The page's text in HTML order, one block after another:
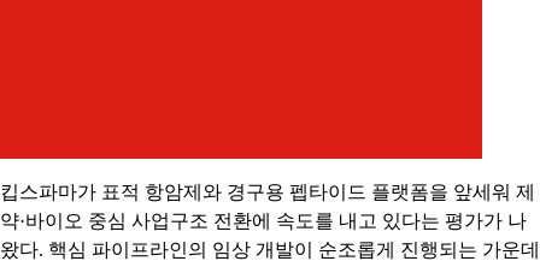
킵스파마가 표적 항암제와 경구용 펩타이드 플랫폼을 앞세워 제
약·바이오 중심 사업구조 전환에 속도를 내고 있다는 평가가 나
왔다. 핵심 파이프라인의 임상 개발이 순조롭게 진행되는 가운데